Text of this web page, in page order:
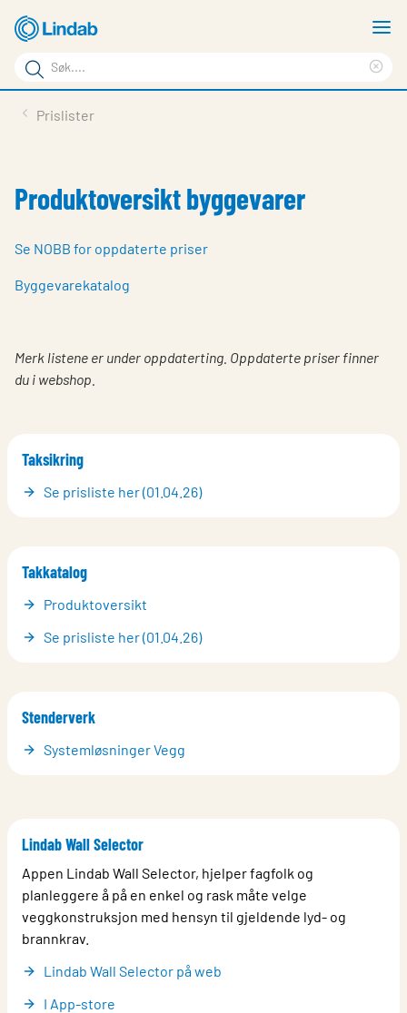
hovedinnhold
Søkeord
Søk
på
Bærekraft
Kontakt oss
Choose languge
Norway
Prislister
Produktoversikt byggevarer
Se NOBB for oppdaterte priser
Byggevarekatalog
Merk listene er under oppdaterting. Oppdaterte priser finner
du i webshop.
Taksikring
Se prisliste her (01.04.26)
Takkatalog
Produktoversikt
Se prisliste her (01.04.26)
Stenderverk
Systemløsninger Vegg
Lindab Wall Selector
Appen Lindab Wall Selector, hjelper fagfolk og
planleggere å på en enkel og rask måte velge
veggkonstruksjon med hensyn til gjeldende lyd- og
brannkrav.
Lindab Wall Selector på web
I App-store